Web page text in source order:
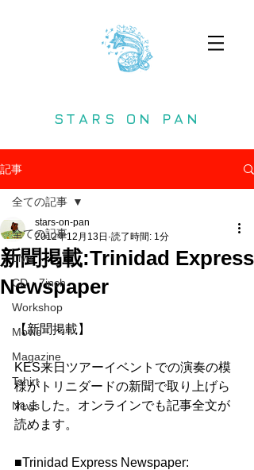
STARS ON PAN
記事
全ての記事
Live
CD・7inch
Workshop
Movie
Magazine
Tshirt
News
全ての記事
新聞掲載:Trinidad Express
Newspaper
stars-on-pan
2012年12月13日 読了時間: 1分
【新聞掲載】
KES来日ツアーイベントでの演奏の模
様がトリニダードの新聞で取り上げら
れました。オンラインでも記事全文が
読めます。
■Trinidad Express Newspaper: